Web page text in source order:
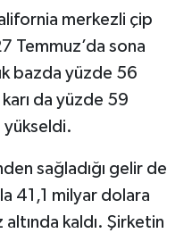
merkezli çip
Temmuz’da sona
bazda yüzde 56
da yüzde 59
sağladığı gelir de
41,1 milyar dolara
kaldı. Şirketin